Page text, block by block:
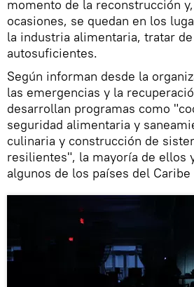
momento de la reconstrucción
ocasiones, se quedan en los
la industria alimentaria, tratar
autosuficientes.
Según informan desde la
las emergencias y la
desarrollan programas como
seguridad alimentaria y
culinaria y construcción de
resilientes", la mayoría de ellos
algunos de los países del